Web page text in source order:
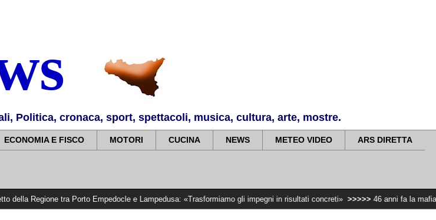
Politica, cronaca, sport, spettacoli, musica, cultura, arte, mostre.
ECONOMIA E FISCO MOTORI CUCINA NEWS METEO VIDEO ARS DIRETTA
tra Porto Empedocle e Lampedusa: «Trasformiamo gli impegni in risultati concreti» >>>>> 46 anni fa la mafia uccideva il